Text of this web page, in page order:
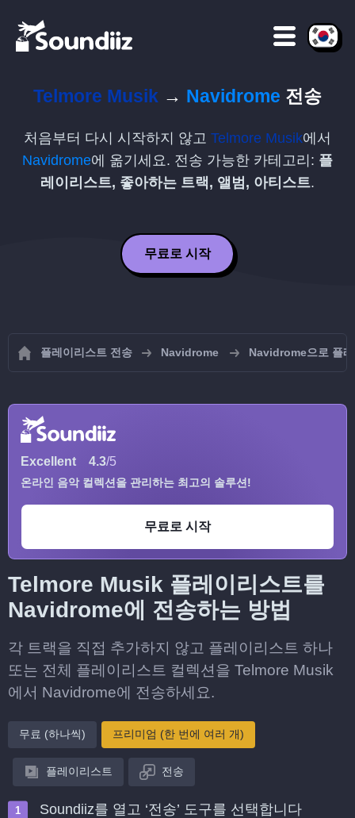
Telmore Musik → Navidrome 전송
처음부터 다시 시작하지 않고 Telmore Musik에서
Navidrome에 옮기세요. 전송 가능한 카테고리: 플
레이리스트, 좋아하는 트랙, 앨범, 아티스트.
무료로 시작
플레이리스트 전송 Navidrome Navidrome으로 플
Excellent 4.3/5
온라인 음악 컬렉션을 관리하는 최고의 솔루션!
무료로 시작
Telmore Musik 플레이리스트를
Navidrome에 전송하는 방법
각 트랙을 직접 추가하지 않고 플레이리스트 하나
또는 전체 플레이리스트 컬렉션을 Telmore Musik
에서 Navidrome에 전송하세요.
무료 (하나씩) 프리미엄 (한 번에 여러 개)
플레이리스트 전송
Soundiiz를 열고 ‘전송’ 도구를 선택합니다